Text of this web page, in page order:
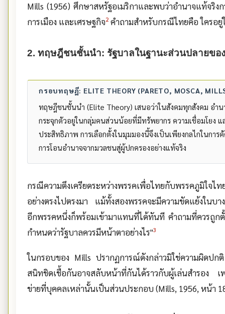
Mills (1956) ศึกษาสหรัฐอเมริกาและพบว่าอำนาจแท้จริง
การเมือง และเศรษฐกิจ2 คำถามสำหรับกรณีไทยคือ ใครอ
2. ทฤษฎีชนชั้นนำ: รัฐบาลในฐานะส่วนปลายของ
กรอบทฤษฎี: ELITE THEORY (PARETO, MOSCA,
ทฤษฎีชนชั้นนำ (Elite Theory) เสนอว่าในสังคมทุกสังคม อำ
กระจุกตัวอยู่ในกลุ่มคนส่วนน้อยที่มีทรัพยากร ความเชื่อมโยง แ
ประสิทธิภาพ การเลือกตั้งในมุมมองนี้จึงเป็นเพียงกลไกในกา
การโอนอำนาจจากมวลชนสู่ผู้ปกครองอย่างแท้จริง
กรณีความตึงเครียดระหว่างพรรคเพื่อไทยกับพรรคภูมิใจ
อย่างตรงไปตรงมา แม้ทั้งสองพรรคจะมีความขัดแย้งในบ
อีกพรรคหนึ่งก็พร้อมเข้ามาแทนที่ได้ทันที คำถามที่ควรถูก
กำหนดว่ารัฐบาลควรมีหน้าตาอย่างไร"3
ในกรอบของ Mills ปรากฏการณ์ดังกล่าวมิใช่ความผิดป
สนิทชิดเชื้อกันอาจสลับหน้าที่กันได้ราวกับผู้เล่นสำรอง เ
ข่ายที่บุคคลเหล่านั้นเป็นส่วนประกอบ (Mills, 1956, หน้า